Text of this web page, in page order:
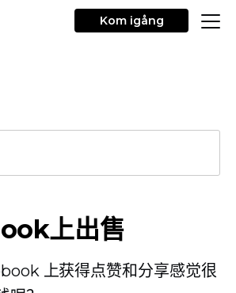
Kom igång
上出售
上获得点赞和分享感觉很